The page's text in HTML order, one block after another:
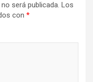
será publicada. Los
con *